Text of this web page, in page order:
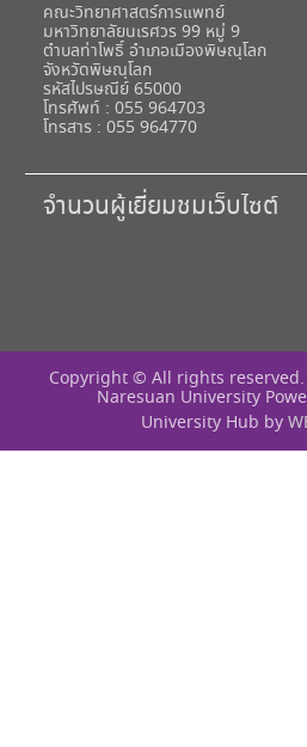
คณะวิทยาศาสตร์การแพทย์
มหาวิทยาลัยนเรศวร 99 หมู่ 9
ตำบลท่าโพธิ์ อำเภอเมืองพิษณุโลก
จังหวัดพิษณุโลก
รหัสไปรษณีย์ 65000
โทรศัพท์ : 055 964703
โทรสาร : 055 964770
จำนวนผู้เยี่ยมชมเว็บไซต์
Copyright © All rights reserved.
Naresuan University
University Hub by